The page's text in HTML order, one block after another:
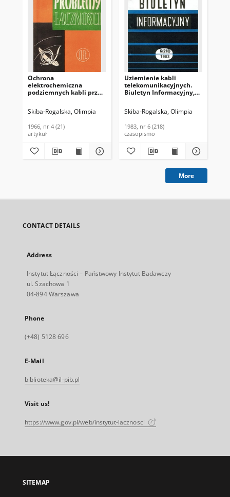
Ochrona
elektrochemiczna
podziemnych kabli przed
Skiba-Rogalska, Olimpia
1966, nr 4 (21)
artykuł
Uziemienie kabli
telekomunikacyjnych.
Biuletyn Informacyjny,
Skiba-Rogalska, Olimpia
1983, nr 6 (218)
czasopismo
More
CONTACT DETAILS
Address
Instytut Łączności – Państwowy Instytut Badawczy
ul. Szachowa 1
04-894 Warszawa
Phone
(+48) 5128 696
E-Mail
biblioteka@il-pib.pl
Visit us!
https://www.gov.pl/web/instytut-lacznosci
SITEMAP